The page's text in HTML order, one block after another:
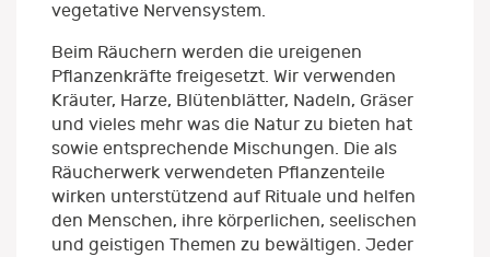
vegetative Nervensystem.
Beim Räuchern werden die ureigenen
Pflanzenkräfte freigesetzt. Wir verwenden
Kräuter, Harze, Blütenblätter, Nadeln, Gräser
und vieles mehr was die Natur zu bieten hat
sowie entsprechende Mischungen. Die als
Räucherwerk verwendeten Pflanzenteile
wirken unterstützend auf Rituale und helfen
den Menschen, ihre körperlichen, seelischen
und geistigen Themen zu bewältigen. Jeder